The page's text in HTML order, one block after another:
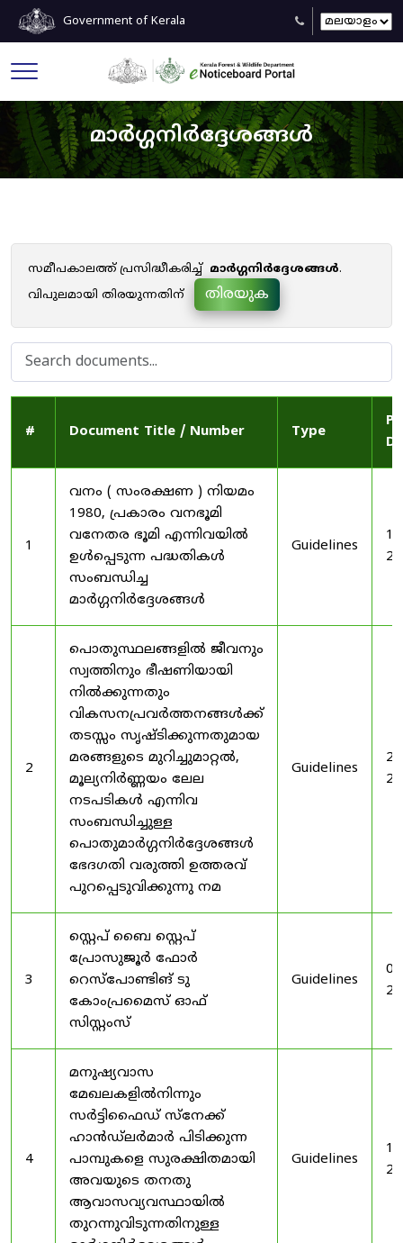
Government of Kerala
മാർഗ്ഗനിർദ്ദേശങ്ങൾ
സമീപകാലത്ത് പ്രസിദ്ധീകരിച്ച് മാർഗ്ഗനിർദ്ദേശങ്ങൾ.
വിപുലമായി തിരയുന്നതിന്
തിരയുക
# Document Title / Number Type
1
വനം ( സംരക്ഷണ ) നിയമം
1980, പ്രകാരം വനഭൂമി
വനേതര ഭൂമി എന്നിവയിൽ
ഉൾപ്പെടുന്ന പദ്ധതികൾ
സംബന്ധിച്ച
മാർഗ്ഗനിർദ്ദേശങ്ങൾ
Guidelines
2
പൊതുസ്ഥലങ്ങളിൽ ജീവനും
സ്വത്തിനും ഭീഷണിയായി
നിൽക്കുന്നതും
വികസനപ്രവർത്തനങ്ങൾക്ക്
തടസ്സം സൃഷ്ടിക്കുന്നതുമായ
മരങ്ങളുടെ മുറിച്ചുമാറ്റൽ,
മൂല്യനിർണ്ണയം ലേല
നടപടികൾ എന്നിവ
സംബന്ധിച്ചുള്ള
പൊതുമാർഗ്ഗനിർദ്ദേശങ്ങൾ
ഭേദഗതി വരുത്തി ഉത്തരവ്
പുറപ്പെടുവിക്കുന്നു നമ
Guidelines
3
സ്റ്റെപ് ബൈ സ്റ്റെപ്
പ്രോസുജൂർ ഫോർ
റെസ്‌പോണ്ടിങ് ടു
കോംപ്രമൈസ് ഓഫ്
സിസ്റ്റംസ്
Guidelines
4
മനുഷ്യവാസ
മേഖലകളിൽനിന്നും
സർട്ടിഫൈഡ് സ്നേക്ക്
ഹാൻഡ്‌ലർമാർ പിടിക്കുന്ന
പാമ്പുകളെ സുരക്ഷിതമായി
അവയുടെ തനതു
ആവാസവ്യവസ്ഥായിൽ
തുറന്നുവിടുന്നതിനുള്ള
Guidelines